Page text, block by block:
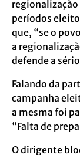
regionalização
períodos
que, “se o
a
defende a
Falando da
campanha
a mesma foi
“Falta de
O dirigente